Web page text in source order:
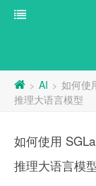
> AI > 如何使
推理大语言模型
如何使用
推理大语言模型